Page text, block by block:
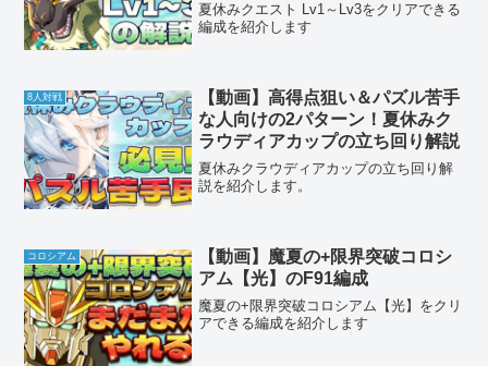
夏休みクエスト Lv1～Lv3をクリアできる
編成を紹介します
8人対戦
【動画】高得点狙い＆パズル苦手
な人向けの2パターン！夏休みク
ラウディアカップの立ち回り解説
夏休みクラウディアカップの立ち回り解
説を紹介します。
コロシアム
【動画】魔夏の+限界突破コロシ
アム【光】のF91編成
魔夏の+限界突破コロシアム【光】をクリ
アできる編成を紹介します